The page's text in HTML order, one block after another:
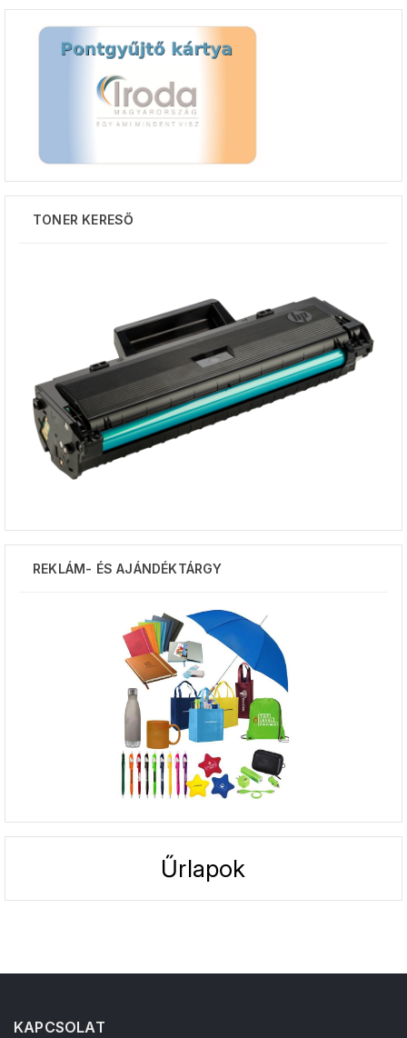
TONER KERESŐ
REKLÁM- ÉS AJÁNDÉKTÁRGY
Űrlapok
KAPCSOLAT